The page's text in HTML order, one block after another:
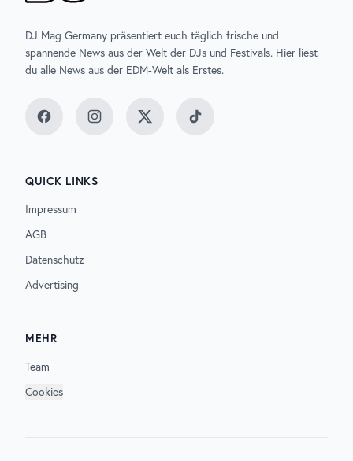
DJ Mag Germany präsentiert euch täglich frische und
spannende News aus der Welt der DJs und Festivals. Hier liest
du alle News aus der EDM-Welt als Erstes.
FacebookInstagramTwitter TikTok
QUICK LINKS
Impressum
AGB
Datenschutz
Advertising
MEHR
Team
Cookies